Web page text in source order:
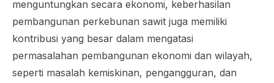
menguntungkan secara ekonomi, keberhasilan
pembangunan perkebunan sawit juga memiliki
kontribusi yang besar dalam mengatasi
permasalahan pembangunan ekonomi dan wilayah,
seperti masalah kemiskinan, pengangguran, dan